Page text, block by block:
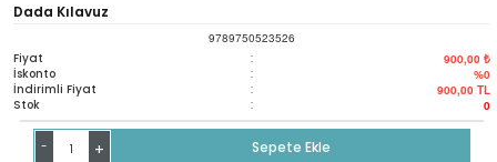
Dada Kılavuz
9789750523526
Fiyat : 900,00 ₺
İskonto : %0
İndirimli Fiyat : 900,00 TL
Stok : 0
- +
Sepete Ekle